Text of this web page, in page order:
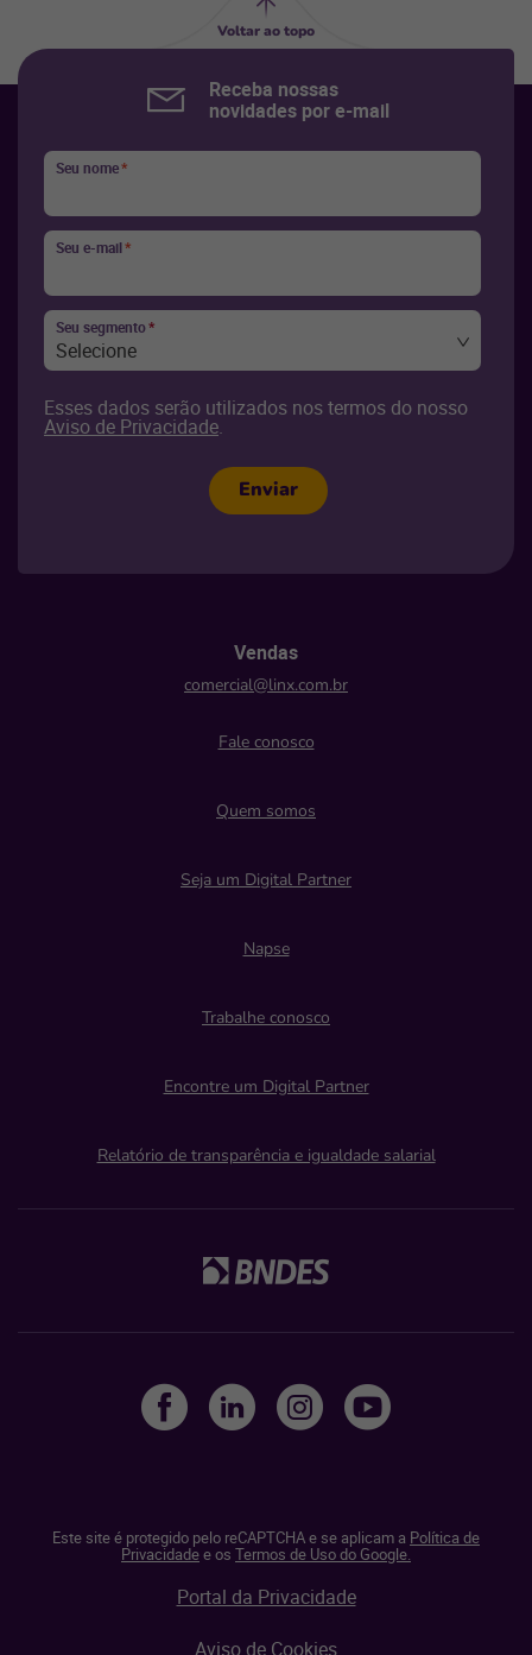
Voltar ao topo
Receba nossas
novidades por e-mail
Seu nome*
Seu e-mail*
Seu segmento*
Selecione
Esses dados serão utilizados nos termos do nosso
Aviso de Privacidade.
Enviar
Vendas
comercial@linx.com.br
Fale conosco
Quem somos
Seja um Digital Partner
Napse
Trabalhe conosco
Encontre um Digital Partner
Relatório de transparência e igualdade salarial
Este site é protegido pelo reCAPTCHA e se aplicam a Política de
Privacidadee os Termos de Uso do Google.
Portal da Privacidade
Aviso de Cookies